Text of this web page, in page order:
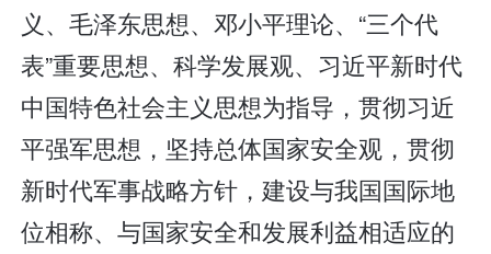
义、毛泽东思想、邓小平理论、“三个代
表”重要思想、科学发展观、习近平新时代
中国特色社会主义思想为指导，贯彻习近
平强军思想，坚持总体国家安全观，贯彻
新时代军事战略方针，建设与我国国际地
位相称、与国家安全和发展利益相适应的